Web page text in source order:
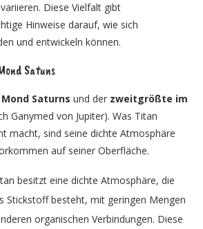
Diese Vielfalt gibt
Hinweise darauf, wie sich
und entwickeln können.
Satuns
Saturns und der zweitgrößte im
Ganymed von Jupiter). Was Titan
macht, sind seine dichte Atmosphäre
auf seiner Oberfläche.
besitzt eine dichte Atmosphäre, die
Stickstoff besteht, mit geringen Mengen
organischen Verbindungen. Diese